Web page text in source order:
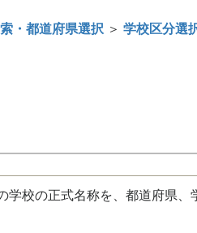
・都道府県選択 ＞ 学校区分選
学校の正式名称を、都道府県